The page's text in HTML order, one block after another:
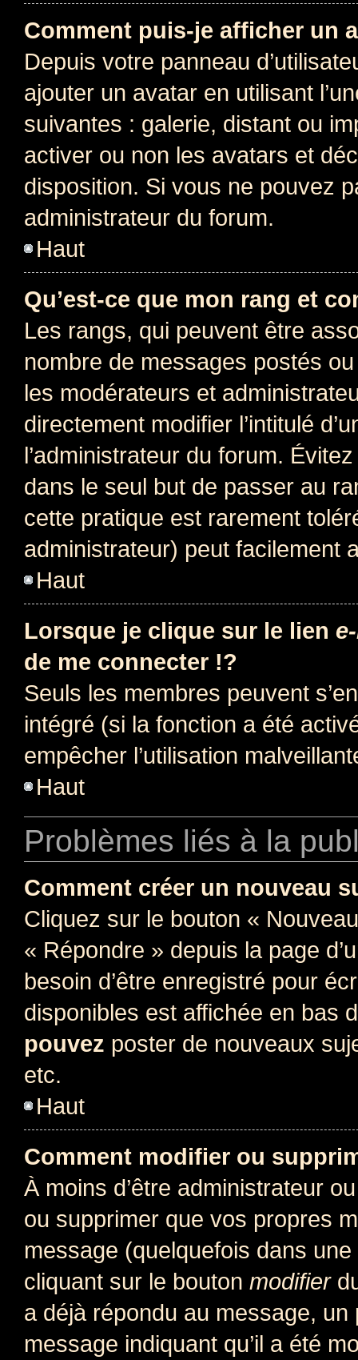
Comment puis-je afficher un
Depuis votre panneau
ajouter un avatar en utilisant
suivantes : galerie, distant ou
activer ou non les avatars et
disposition. Si vous ne pouvez
administrateur du forum.
Haut
Qu’est-ce que mon rang et
Les rangs, qui peuvent être
nombre de messages postés
les modérateurs et
directement modifier l’intitulé
l’administrateur du forum.
dans le seul but de passer au
cette pratique est rarement
administrateur) peut facilement
Haut
Lorsque je clique sur le lien
de me connecter !?
Seuls les membres peuvent
intégré (si la fonction a été
empêcher l’utilisation
Haut
Problèmes liés à la
Comment créer un nouveau
Cliquez sur le bouton «
« Répondre » depuis la page
besoin d’être enregistré pour
disponibles est affichée en bas
pouvez poster de nouveaux
etc.
Haut
Comment modifier ou
À moins d’être administrateur
ou supprimer que vos propres
message (quelquefois dans
cliquant sur le bouton modifier
a déjà répondu au message, un
message indiquant qu’il a été